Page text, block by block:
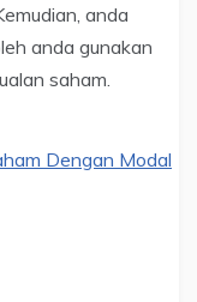
anda
anda gunakan
saham.
Dengan Modal